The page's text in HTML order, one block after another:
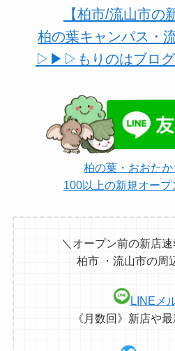
【柏市/流山市の
柏の葉キャンパス・
▷▶︎▷もりのはブロ
柏の葉・おおたか
100以上の新規オー
＼オープン前の新店
柏市 ・流山市の周
LINEメ
《月数回》新店や